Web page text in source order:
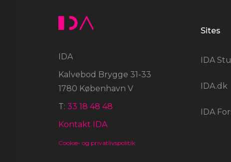
IDA
Kalvebod Brygge 31-33
1780 København V
T: 33 18 48 48
Kontakt IDA
Cookie- og privatlivspolitik
Sites
IDA
IDA.dk
IDA